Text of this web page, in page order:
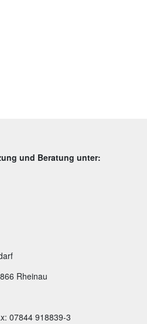
und Beratung unter:
Rheinau
07844 918839-3